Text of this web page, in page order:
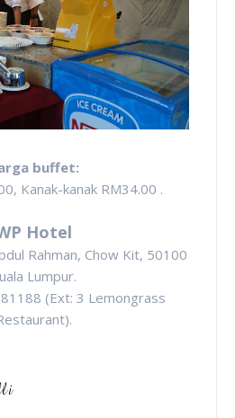
buffet:
Kanak-kanak RM34.00 .
Hotel
Rahman, Chow Kit, 50100
Lumpur.
(Ext: 3 Lemongrass